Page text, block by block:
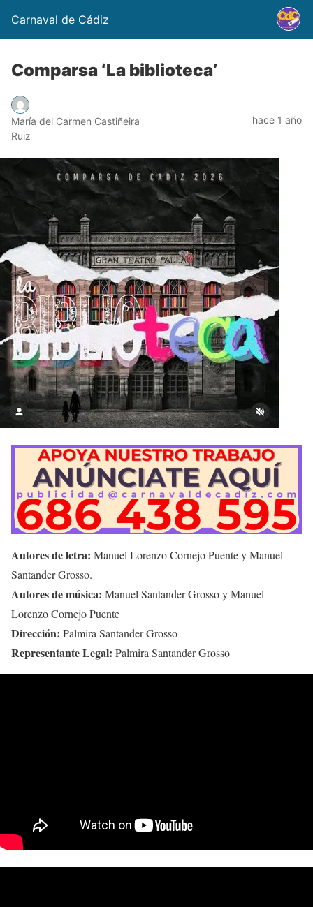
Carnaval de Cádiz
Comparsa ‘La biblioteca’
María del Carmen Castiñeira
Ruiz
hace 1 año
Autores de letra: Manuel Lorenzo Cornejo Puente y Manuel
Santander Grosso.
Autores de música: Manuel Santander Grosso y Manuel
Lorenzo Cornejo Puente
Dirección: Palmira Santander Grosso
Representante Legal: Palmira Santander Grosso